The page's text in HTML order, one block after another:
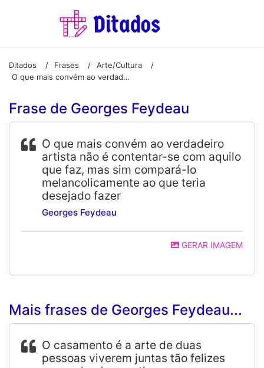
Ditados / Frases / Arte/Cultura
/
O que mais convém ao verdadeiro artista não é contentar-se com aquilo que faz, mas sim compará-lo melancolicamente ao que teria desejado fazer
Frase de Georges Feydeau
O que mais convém ao verdadeiro
artista não é contentar-se com aquilo
que faz, mas sim compará-lo
melancolicamente ao que teria
desejado fazer
Georges Feydeau
GERAR IMAGEM
Mais frases de Georges Feydeau...
O casamento é a arte de duas
pessoas viverem juntas tão felizes